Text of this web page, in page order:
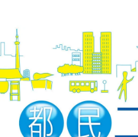
イベント・グッズ
YouTube
会社情報